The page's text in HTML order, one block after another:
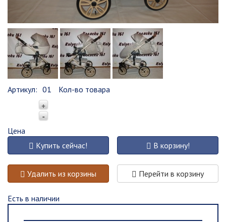
Артикул: 01
Кол-во товара
+
-
Цена
В корзину!
Купить сейчас!
Перейти в корзину
Удалить из корзины
Есть в наличии